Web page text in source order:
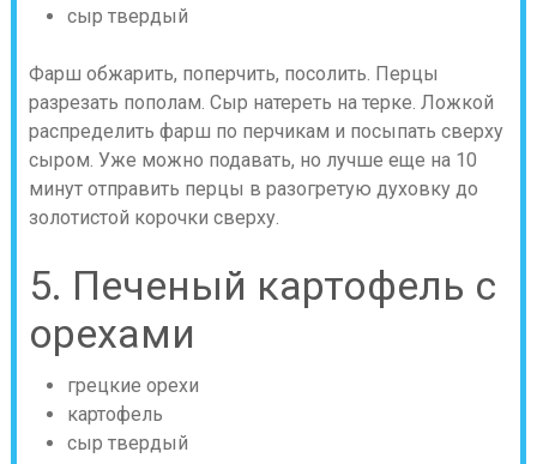
сыр твердый
Фарш обжарить, поперчить, посолить. Перцы
разрезать пополам. Сыр натереть на терке. Ложкой
распределить фарш по перчикам и посыпать сверху
сыром. Уже можно подавать, но лучше еще на 10
минут отправить перцы в разогретую духовку до
золотистой корочки сверху.
5. Печеный картофель с
орехами
грецкие орехи
картофель
сыр твердый